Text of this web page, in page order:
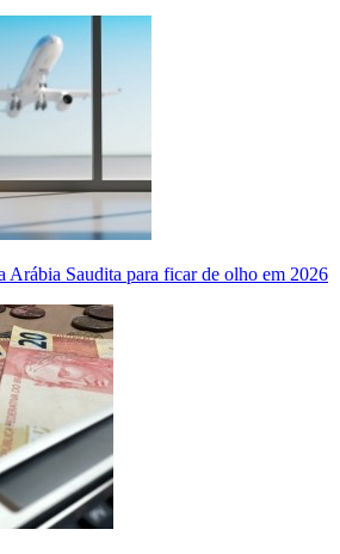
Arábia Saudita para ficar de olho em 2026